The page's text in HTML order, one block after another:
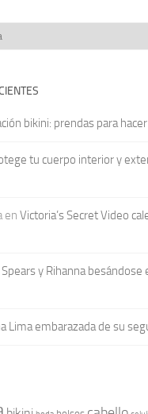
bikini: prendas para
tu cuerpo interior y
en Victoria’s Secret Video
y Rihanna
Lima embarazada de su